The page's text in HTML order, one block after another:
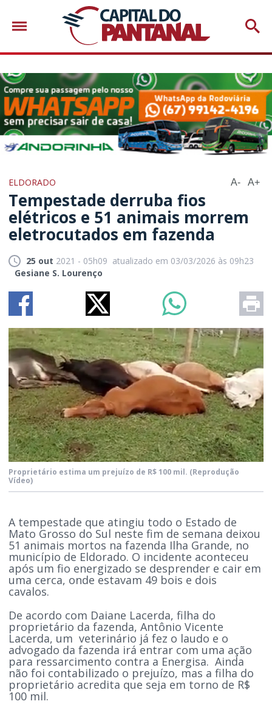
ELDORADO A- A+
Tempestade derruba fios
elétricos e 51 animais morrem
eletrocutados em fazenda
25 out 2021 - 05h09 atualizado em 03/03/2026 às 09h23
Gesiane S. Lourenço
Proprietário estima um prejuízo de R$ 100 mil. (Reprodução
Vídeo)
A tempestade que atingiu todo o Estado de
Mato Grosso do Sul neste fim de semana deixou
51 animais mortos na fazenda Ilha Grande, no
município de Eldorado. O incidente aconteceu
após um fio energizado se desprender e cair em
uma cerca, onde estavam 49 bois e dois
cavalos.
De acordo com Daiane Lacerda, filha do
proprietário da fazenda, Antônio Vicente
Lacerda, um veterinário já fez o laudo e o
advogado da fazenda irá entrar com uma ação
para ressarcimento contra a Energisa. Ainda
não foi contabilizado o prejuízo, mas a filha do
proprietário acredita que seja em torno de R$
100 mil.